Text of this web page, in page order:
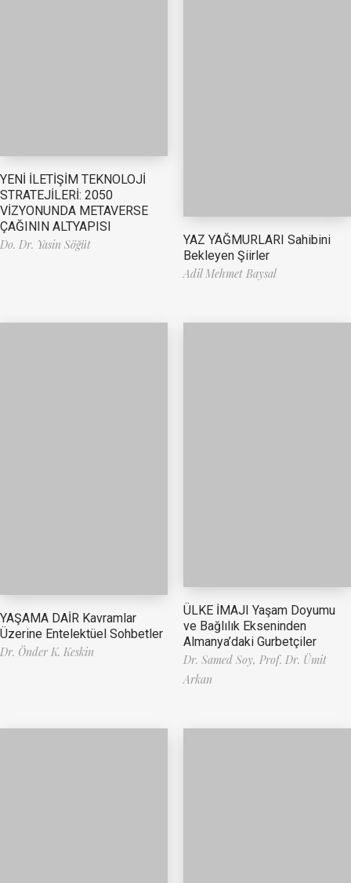
YENİ İLETİŞİM TEKNOLOJİ
STRATEJİLERİ: 2050
VİZYONUNDA METAVERSE
ÇAĞININ ALTYAPISI
Do. Dr. Yasin Söğüt
YAZ YAĞMURLARI Sahibini
Bekleyen Şiirler
Adil Mehmet Baysal
YAŞAMA DAİR Kavramlar
Üzerine Entelektüel Sohbetler
Dr. Önder K. Keskin
ÜLKE İMAJI Yaşam Doyumu
ve Bağlılık Ekseninden
Almanya’daki Gurbetçiler
Dr. Samed Soy, Prof. Dr. Ümit
Arkan